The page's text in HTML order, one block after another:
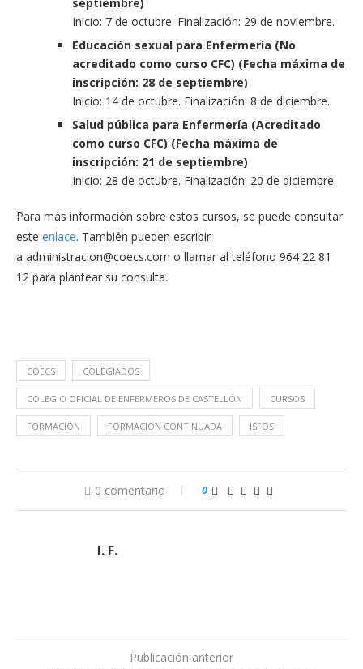
Inicio: 7 de octubre. Finalización: 29 de noviembre.
Educación sexual para Enfermería (No
acreditado como curso CFC) (Fecha máxima de
inscripción: 28 de septiembre)
Inicio: 14 de octubre. Finalización: 8 de diciembre.
Salud pública para Enfermería (Acreditado
como curso CFC) (Fecha máxima de
inscripción: 21 de septiembre)
Inicio: 28 de octubre. Finalización: 20 de diciembre.
Para más información sobre estos cursos, se puede consultar
este enlace. También pueden escribir
a administracion@coecs.com o llamar al teléfono 964 22 81
12 para plantear su consulta.
COECS COLEGIADOS
COLEGIO OFICIAL DE ENFERMEROS DE CASTELLÓN CURSOS
FORMACIÓN FORMACIÓN CONTINUADA ISFOS
0 comentario 0
I. F.
Publicación anterior